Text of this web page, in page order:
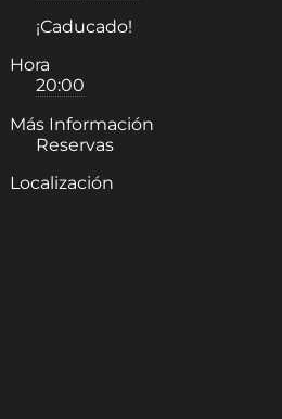
¡Caducado!
Hora
20:00
Más Información
Reservas
Localización